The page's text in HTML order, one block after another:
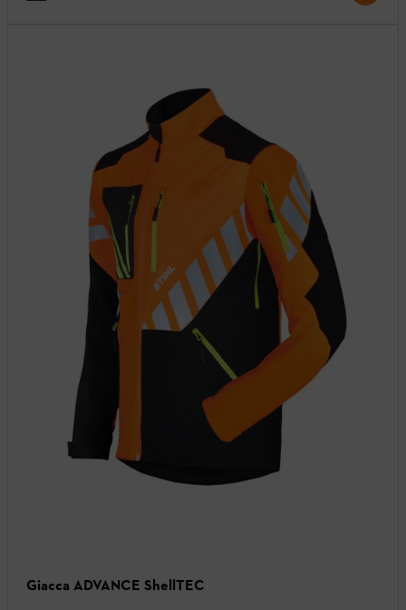
Giacca ADVANCE ShellTEC